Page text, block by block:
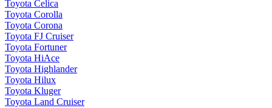
Toyota Celica
Toyota Corolla
Toyota Corona
Toyota FJ Cruiser
Toyota Fortuner
Toyota HiAce
Toyota Highlander
Toyota Hilux
Toyota Kluger
Toyota Land Cruiser